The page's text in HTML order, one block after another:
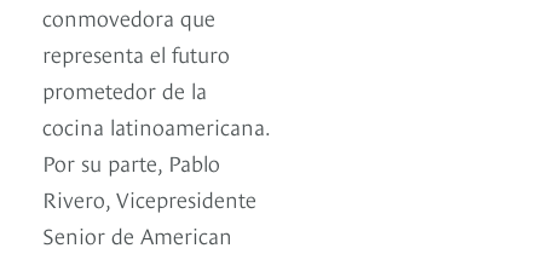
conmovedora que
representa el futuro
prometedor de la
cocina latinoamericana.
Por su parte, Pablo
Rivero, Vicepresidente
Senior de American